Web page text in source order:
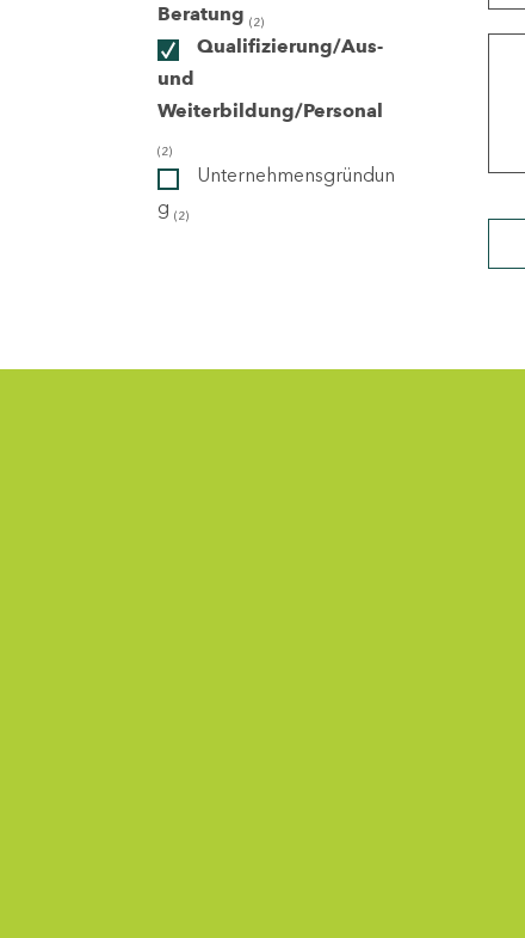
Beratung (2)
Qualifizierung/Aus-
und
Weiterbildung/Personal
(2)
Unternehmensgründun
g (2)